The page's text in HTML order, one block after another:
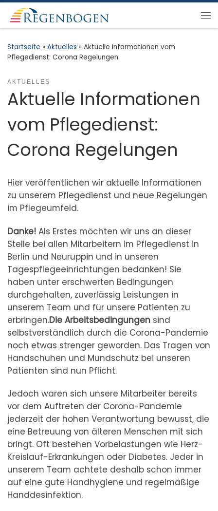
Zum Inhalt springen
Startseite » Aktuelles » Aktuelle Informationen vom
Pflegedienst: Corona Regelungen
AKTUELLES
Aktuelle Informationen
vom Pflegedienst:
Corona Regelungen
Hier veröffentlichen wir aktuelle Informationen
zu unserem Pflegedienst und neue Regelungen
im Pflegeumfeld.
Danke! Als Erstes möchten wir uns an dieser
Stelle bei allen Mitarbeitern im Pflegedienst in
Berlin und Neuruppin und in unseren
Tagespflegeeinrichtungen bedanken! Sie
haben unter erschwerten Bedingungen
durchgehalten, zuverlässig Leistungen in
unserem Team und für unsere Patienten zu
erbringen.Die Arbeitsbedingungen sind
selbstverständlich durch die Corona-Pandemie
noch etwas strenger geworden. Das Tragen von
Handschuhen und Mundschutz bei unseren
Patienten sind nun Pflicht.
Jedoch waren sich unsere Mitarbeiter bereits
vor dem Auftreten der Corona-Pandemie
jederzeit der hohen Verantwortung bewusst, die
eine Betreuung von älteren Menschen mit sich
bringt. Oft bestehen Vorbelastungen wie Herz-
Kreislauf-Erkrankungen oder Diabetes. Jeder in
unserem Team achtete deshalb schon immer
auf eine gute Handhygiene und regelmäßige
Handdesinfektion.